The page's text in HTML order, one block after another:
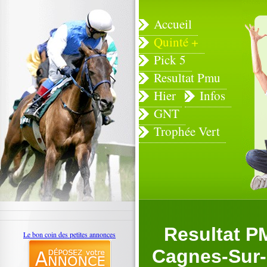
Accueil
Quinté +
Pick 5
Resultat Pmu
Hier
Infos
GNT
Trophée Vert
Resultat
Cagnes-
Le bon coin des petites annonces